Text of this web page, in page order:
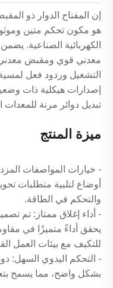
إن المفتاح الدوار ذو
هو مكون تحكم متين
الكهربائية الصناعية.
معدني قوي ومقبض معدني،
التشغيل وردود فعل
إصدارات هيكلية ذات
تبديل دوائر مرنة للمعدات
ميزة المنتج
- خيارات المواصفات
أوضاع لتلبية متطلبات
والتحكم في الطاقة.
- أداء إغلاق ممتاز: تم
يحقق أداءً متميزًا في
للتكيف مع بيئات العمل
- التحكم اليدوي السهل:
بشكل واضح، مما يسمح